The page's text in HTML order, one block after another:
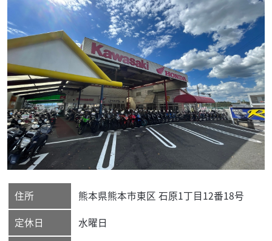
住所 熊本県熊本市東区 石原1丁目12番18号
定休日
水曜日